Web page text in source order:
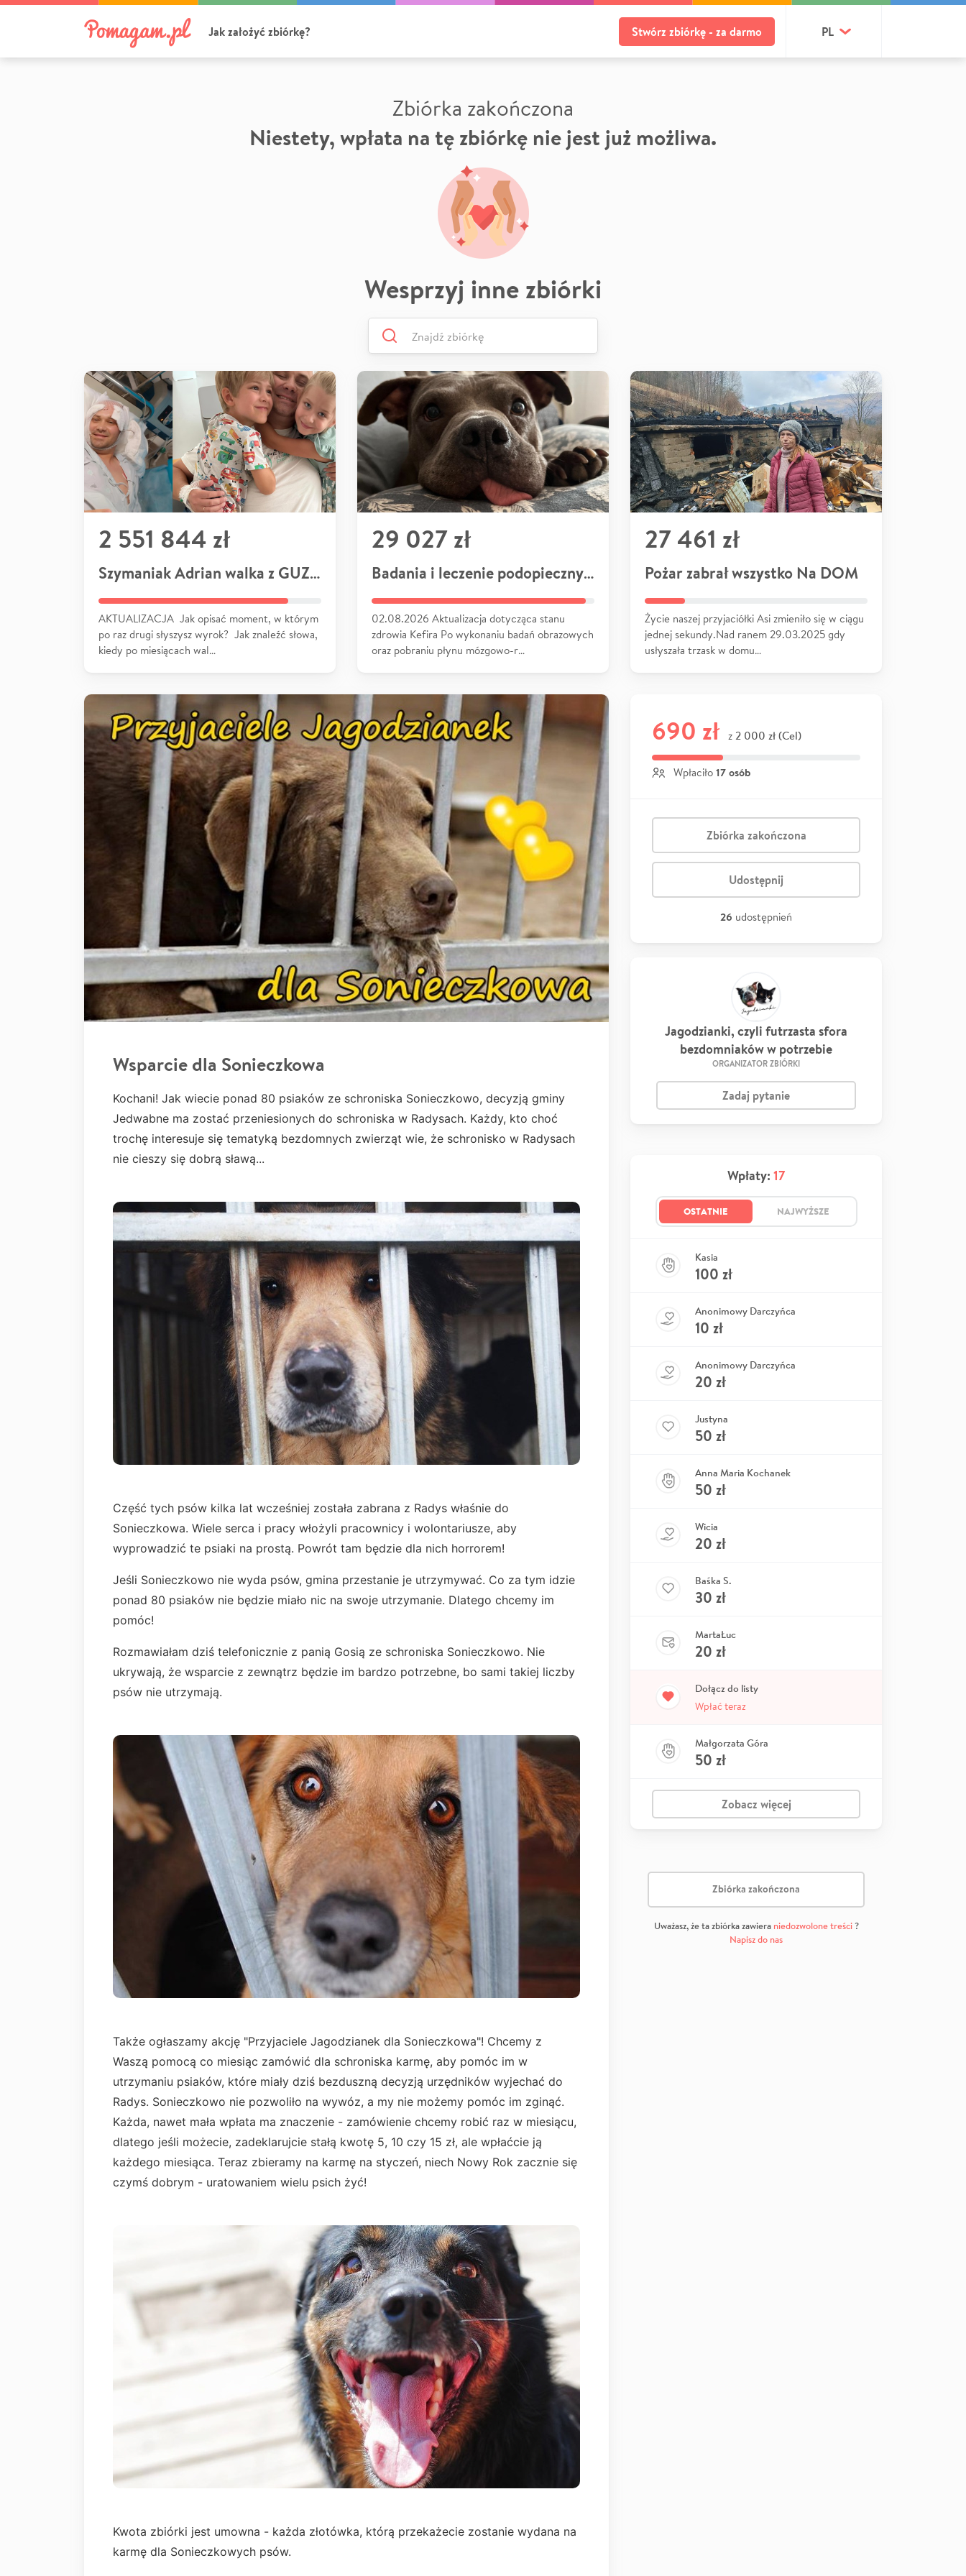
Jak założyć zbiórkę? Stwórz zbiórkę - za darmo PL
Zbiórka zakończona
Niestety, wpłata na tę zbiórkę nie jest już możliwa.
Wesprzyj inne zbiórki
2 551 844 zł
Szymaniak Adrian walka z GUZEM
AKTUALIZACJA Jak opisać moment, w którym
po raz drugi słyszysz wyrok? Jak znaleźć słowa,
kiedy po miesiącach wal…
29 027 zł
Badania i leczenie podopiecznych
02.08.2026 Aktualizacja dotycząca stanu
zdrowia Kefira Po wykonaniu badań obrazowych
oraz pobraniu płynu mózgowo-r…
27 461 zł
Pożar zabrał wszystko Na DOM
Życie naszej przyjaciółki Asi zmieniło się w ciągu
jednej sekundy.Nad ranem 29.03.2025 gdy
usłyszała trzask w domu…
Wsparcie dla Sonieczkowa
Kochani! Jak wiecie ponad 80 psiaków ze schroniska Sonieczkowo, decyzją gminy
Jedwabne ma zostać przeniesionych do schroniska w Radysach. Każdy, kto choć
trochę interesuje się tematyką bezdomnych zwierząt wie, że schronisko w Radysach
nie cieszy się dobrą sławą...
Część tych psów kilka lat wcześniej została zabrana z Radys właśnie do
Sonieczkowa. Wiele serca i pracy włożyli pracownicy i wolontariusze, aby
wyprowadzić te psiaki na prostą. Powrót tam będzie dla nich horrorem!
Jeśli Sonieczkowo nie wyda psów, gmina przestanie je utrzymywać. Co za tym idzie
ponad 80 psiaków nie będzie miało nic na swoje utrzymanie. Dlatego chcemy im
pomóc!
Rozmawiałam dziś telefonicznie z panią Gosią ze schroniska Sonieczkowo. Nie
ukrywają, że wsparcie z zewnątrz będzie im bardzo potrzebne, bo sami takiej liczby
psów nie utrzymają.
Także ogłaszamy akcję "Przyjaciele Jagodzianek dla Sonieczkowa"! Chcemy z
Waszą pomocą co miesiąc zamówić dla schroniska karmę, aby pomóc im w
utrzymaniu psiaków, które miały dziś bezduszną decyzją urzędników wyjechać do
Radys. Sonieczkowo nie pozwoliło na wywóz, a my nie możemy pomóc im zginąć.
Każda, nawet mała wpłata ma znaczenie - zamówienie chcemy robić raz w miesiącu,
dlatego jeśli możecie, zadeklarujcie stałą kwotę 5, 10 czy 15 zł, ale wpłaćcie ją
każdego miesiąca. Teraz zbieramy na karmę na styczeń, niech Nowy Rok zacznie się
czymś dobrym - uratowaniem wielu psich żyć!
Kwota zbiórki jest umowna - każda złotówka, którą przekażecie zostanie wydana na
karmę dla Sonieczkowych psów.
690 zł z 2 000 zł (Cel)
Wpłaciło 17 osób
Zbiórka zakończona
Udostępnij
26 udostępnień
Jagodzianki, czyli futrzasta sfora
bezdomniaków w potrzebie
ORGANIZATOR ZBIÓRKI
Zadaj pytanie
Wpłaty: 17
OSTATNIE NAJWYŻSZE
Kasia
100 zł
Anonimowy Darczyńca
10 zł
Anonimowy Darczyńca
20 zł
Justyna
50 zł
Anna Maria Kochanek
50 zł
Wicia
20 zł
Baśka S.
30 zł
MartaŁuc
20 zł
Dołącz do listy
Wpłać teraz
Małgorzata Góra
50 zł
Zobacz więcej
Zbiórka zakończona
Uważasz, że ta zbiórka zawiera niedozwolone treści?
Napisz do nas